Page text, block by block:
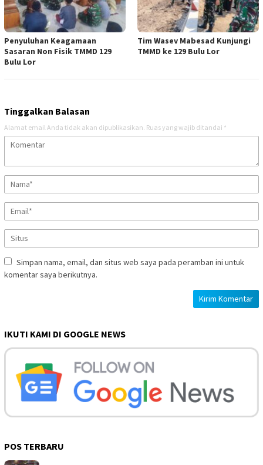
Penyuluhan Keagamaan
Sasaran Non Fisik TMMD 129
Bulu Lor
Tim Wasev Mabesad Kunjungi
TMMD ke 129 Bulu Lor
Tinggalkan Balasan
Alamat email Anda tidak akan dipublikasikan. Ruas yang wajib ditandai *
Simpan nama, email, dan situs web saya pada peramban ini untuk
komentar saya berikutnya.
IKUTI KAMI DI GOOGLE NEWS
POS TERBARU